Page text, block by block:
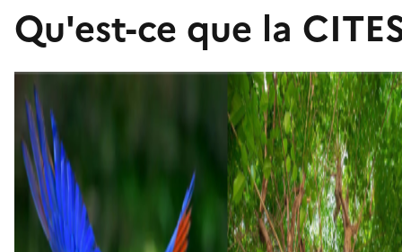
Qu'est-ce que la